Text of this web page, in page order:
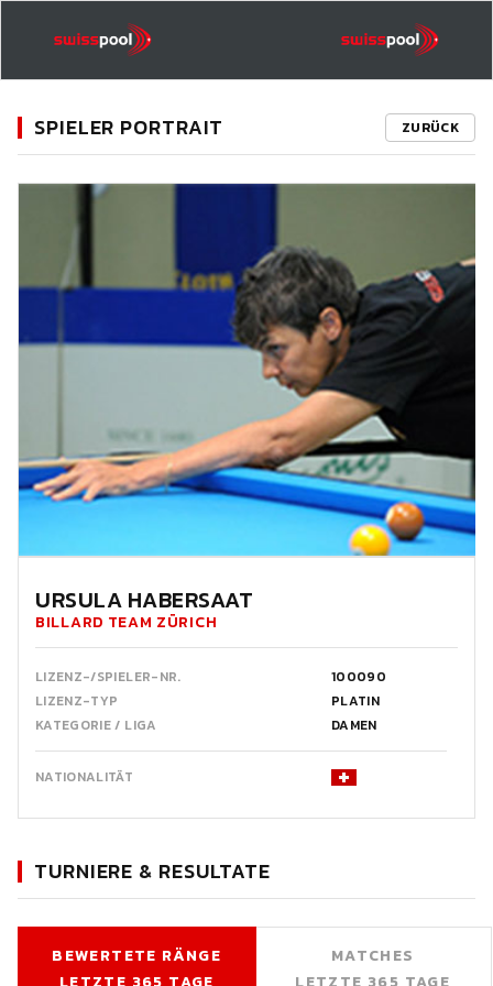
SPIELER PORTRAIT ZURÜCK
URSULA HABERSAAT
BILLARD TEAM ZÜRICH
LIZENZ-/SPIELER-NR.
100090
LIZENZ-TYP
PLATIN
KATEGORIE / LIGA
DAMEN
NATIONALITÄT
TURNIERE & RESULTATE
BEWERTETE RÄNGE
MATCHES